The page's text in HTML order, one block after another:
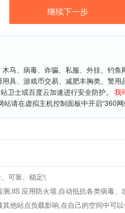
马、病毒、诈骗、私服、外挂、钓
具、游戏币交易、减肥丰胸类、警
卫士或百度云加速进行安全防护。 我
请在虚拟主机控制面板中开启“360
可靠、稳定!;
,IIS 应用防火墙,自动抵抗各类病毒、
他站点负载影响,在自己的空间中可